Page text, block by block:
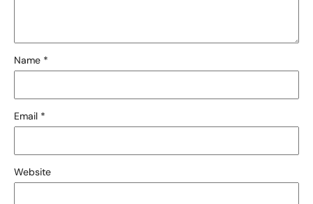
Name *
Email *
Website